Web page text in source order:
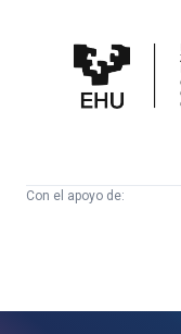
Cultura
Científica
Con el apoyo de: